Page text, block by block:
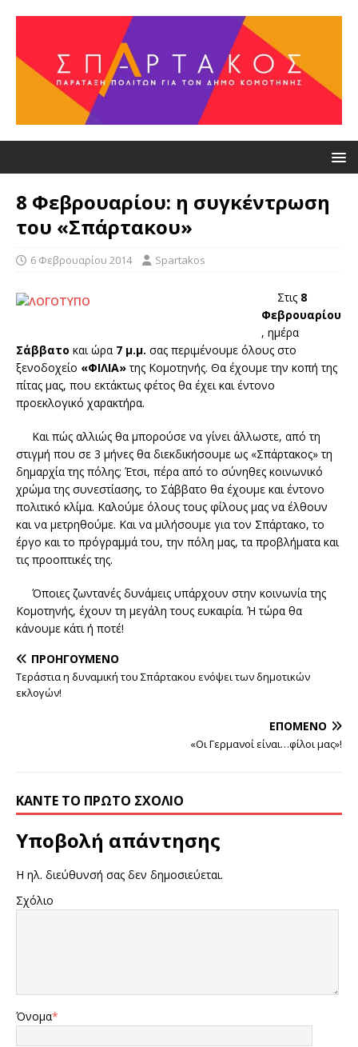
8 Φεβρουαρίου: η συγκέντρωση
του «Σπάρτακου»
6 Φεβρουαρίου 2014 Spartakos
Στις 8
Φεβρουαρίου
, ημέρα
Σάββατο και ώρα 7 μ.μ. σας περιμένουμε όλους στο
ξενοδοχείο «ΦΙΛΙΑ»της Κομοτηνής. Θα έχουμε την κοπή της
πίτας μας, που εκτάκτως φέτος θα έχει και έντονο
προεκλογικό χαρακτήρα.
Και πώς αλλιώς θα μπορούσε να γίνει άλλωστε, από τη
στιγμή που σε 3 μήνες θα διεκδικήσουμε ως «Σπάρτακος» τη
δημαρχία της πόλης; Έτσι, πέρα από το σύνηθες κοινωνικό
χρώμα της συνεστίασης, το Σάββατο θα έχουμε και έντονο
πολιτικό κλίμα. Καλούμε όλους τους φίλους μας να έλθουν
και να μετρηθούμε. Και να μιλήσουμε για τον Σπάρτακο, το
έργο και το πρόγραμμά του, την πόλη μας, τα προβλήματα και
τις προοπτικές της.
Όποιες ζωντανές δυνάμεις υπάρχουν στην κοινωνία της
Κομοτηνής, έχουν τη μεγάλη τους ευκαιρία. Ή τώρα θα
κάνουμε κάτι ή ποτέ!
ΠΡΟΗΓΟΎΜΕΝΟ
Τεράστια η δυναμική του Σπάρτακου ενόψει των δημοτικών
εκλογών!
ΕΠΌΜΕΝΟ
«Οι Γερμανοί είναι…φίλοι μας»!
ΚΆΝΤΕ ΤΟ ΠΡΏΤΟ ΣΧΌΛΙΟ
Υποβολή απάντησης
Η ηλ. διεύθυνσή σας δεν δημοσιεύεται.
Σχόλιο
Όνομα*